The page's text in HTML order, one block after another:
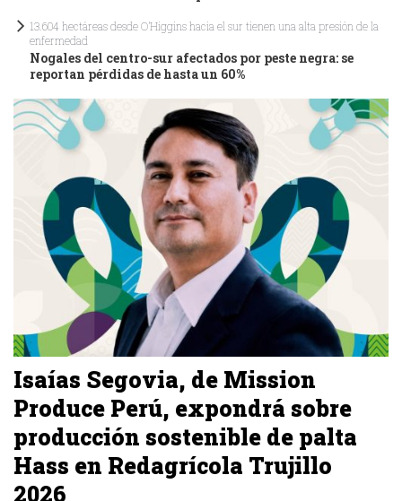
13.604 hectáreas desde O’Higgins hacia el sur tienen una alta presión de la
enfermedad
Nogales del centro-sur afectados por peste negra: se
reportan pérdidas de hasta un 60%
Isaías Segovia, de Mission
Produce Perú, expondrá sobre
producción sostenible de palta
Hass en Redagrícola Trujillo
2026